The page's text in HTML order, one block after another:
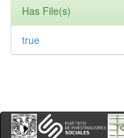
Has File(s)
true